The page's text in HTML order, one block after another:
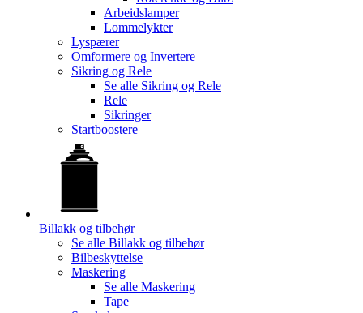
Arbeidslamper
Lommelykter
Lyspærer
Omformere og Invertere
Sikring og Rele
Se alle Sikring og Rele
Rele
Sikringer
Startboostere
Billakk og tilbehør
Se alle Billakk og tilbehør
Bilbeskyttelse
Maskering
Se alle Maskering
Tape